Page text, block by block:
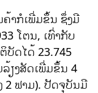
າກໍເພີ່ມຂຶ້ນ ຊຶ່ງມີ
ໂຕນ, ເທົ່າກັບ
ບັດໄດ້ 23.745
ຽງສັດເພີ່ມຂຶ້ນ 4
2 ຟາມ). ປັດຈຸບັນມີ